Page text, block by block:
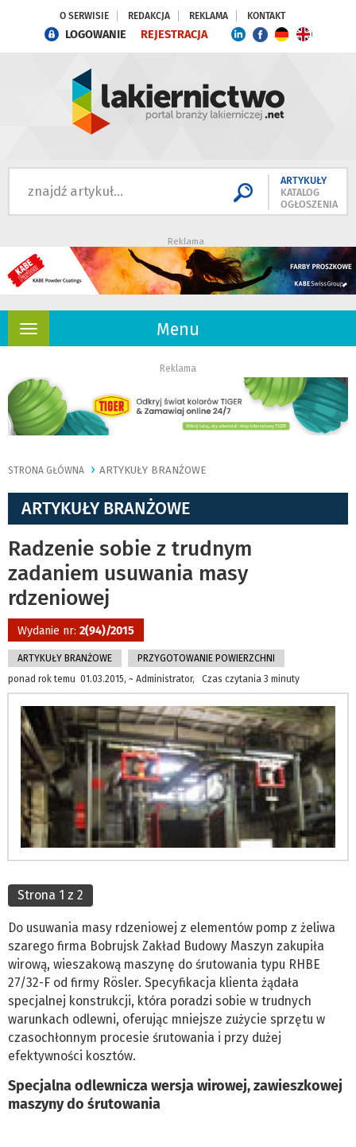
O SERWISIE REDAKCJA REKLAMA KONTAKT
LOGOWANIE REJESTRACJA
ARTYKUŁY
KATALOG
OGŁOSZENIA
Reklama
Menu
Rozwiń
Reklama
STRONA GŁÓWNA ARTYKUŁY BRANŻOWE
ARTYKUŁY BRANŻOWE
Radzenie sobie z trudnym
zadaniem usuwania masy
rdzeniowej
Wydanie nr: 2(94)/2015
ARTYKUŁY BRANŻOWE
PRZYGOTOWANIE POWIERZCHNI
ponad rok temu 01.03.2015, ~ Administrator, Czas czytania 3 minuty
Strona 1 z 2
Do usuwania masy rdzeniowej z elementów pomp z żeliwa
szarego firma Bobrujsk Zakład Budowy Maszyn zakupiła
wirową, wieszakową maszynę do śrutowania typu RHBE
27/32-F od firmy Rösler. Specyfikacja klienta żądała
specjalnej konstrukcji, która poradzi sobie w trudnych
warunkach odlewni, oferując mniejsze zużycie sprzętu w
czasochłonnym procesie śrutowania i przy dużej
efektywności kosztów.
Specjalna odlewnicza wersja wirowej, zawieszkowej
maszyny do śrutowania